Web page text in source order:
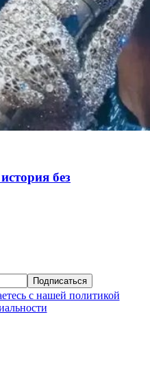
без
с нашей политикой